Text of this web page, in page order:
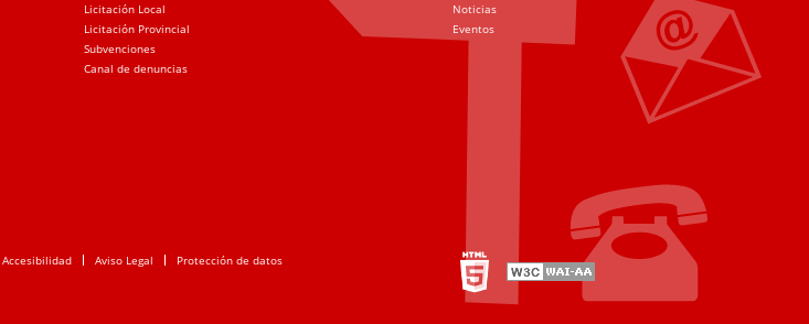
Licitación Local
Licitación Provincial
Subvenciones
Canal de denuncias
Noticias
Eventos
Accesibilidad Aviso Legal Protección de datos